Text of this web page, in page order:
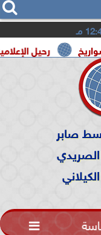
مـ
رحيل الإعلامية سونيا
صابر
